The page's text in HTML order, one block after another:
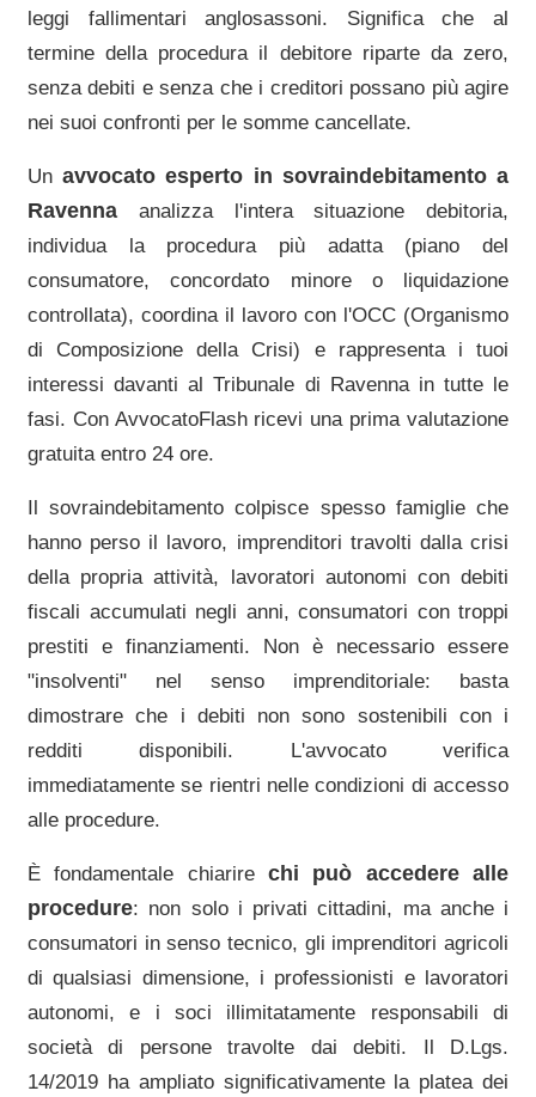
leggi fallimentari anglosassoni. Significa che al
termine della procedura il debitore riparte da zero,
senza debiti e senza che i creditori possano più agire
nei suoi confronti per le somme cancellate.
Un avvocato esperto in sovraindebitamento a
Ravenna
analizza l'intera situazione debitoria,
individua la procedura più adatta (piano del
consumatore, concordato minore o liquidazione
controllata), coordina il lavoro con l'OCC (Organismo
di Composizione della Crisi) e rappresenta i tuoi
interessi davanti alTribunale di Ravennain tutte le
fasi. Con AvvocatoFlash ricevi una prima valutazione
gratuita entro 24 ore.
Il sovraindebitamento colpisce spesso famiglie che
hanno perso il lavoro, imprenditori travolti dalla crisi
della propria attività, lavoratori autonomi con debiti
fiscali accumulati negli anni, consumatori con troppi
prestiti e finanziamenti. Non è necessario essere
"insolventi" nel senso imprenditoriale: basta
dimostrare che i debiti non sono sostenibili con i
redditi disponibili. L'avvocato verifica
immediatamente se rientri nelle condizioni di accesso
alle procedure.
È fondamentale chiarire chi può accedere alle
procedure: non solo i privati cittadini, ma anche i
consumatori in senso tecnico, gli imprenditori agricoli
di qualsiasi dimensione, i professionisti e lavoratori
autonomi, e i soci illimitatamente responsabili di
società di persone travolte dai debiti. Il D.Lgs.
14/2019 ha ampliato significativamente la platea dei